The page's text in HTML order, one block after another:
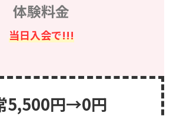
体験料金
当日入会で!!!
5,500円→0円